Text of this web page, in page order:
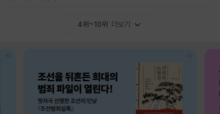
4위~10위 더보기